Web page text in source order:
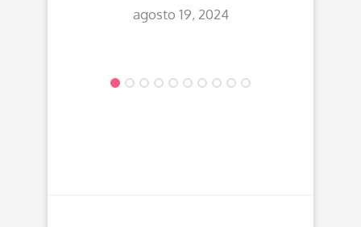
agosto 19, 2024